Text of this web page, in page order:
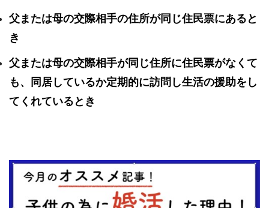
父または母の交際相手の住所が同じ住民票にあると
き
父または母の交際相手が同じ住所に住民票がなくて
も、同居しているか定期的に訪問し生活の援助をし
てくれているとき